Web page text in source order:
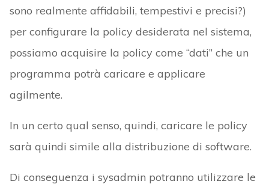
sono realmente affidabili, tempestivi e precisi?)
per configurare la policy desiderata nel sistema,
possiamo acquisire la policy come “dati” che un
programma potrà caricare e applicare
agilmente.
In un certo qual senso, quindi, caricare le policy
sarà quindi simile alla distribuzione di software.
Di conseguenza i sysadmin potranno utilizzare le